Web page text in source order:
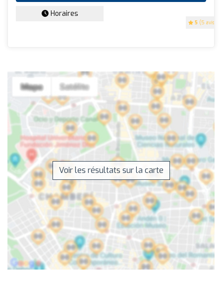
5 (5 avis)
Horaires
Voir les résultats sur la carte